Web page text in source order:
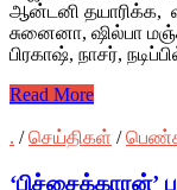
ஆன்டனி தயாரிக்க,
சுனைனா, ஷில்பா
பிரகாஷ், நாசர்,
Read More
. /செய்திகள் /
‘பிச்சைக்காரன்’